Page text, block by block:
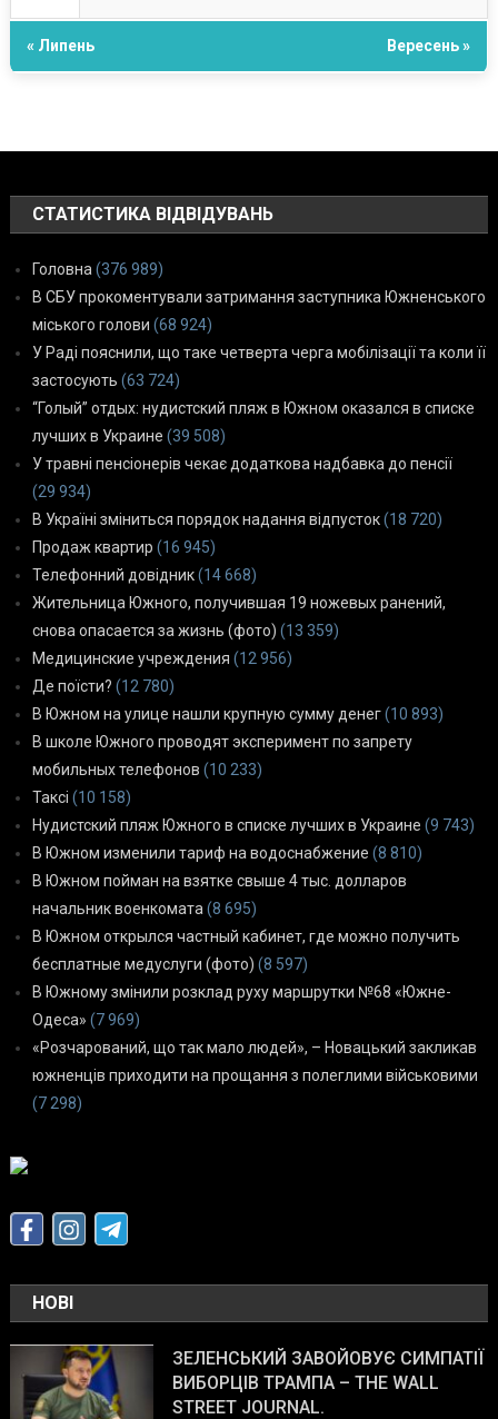
« Липень Вересень »
СТАТИСТИКА ВІДВІДУВАНЬ
Головна (376 989)
В СБУ прокоментували затримання заступника Южненського
міського голови (68 924)
У Раді пояснили, що таке четверта черга мобілізації та коли її
застосують (63 724)
“Голый” отдых: нудистский пляж в Южном оказался в списке
лучших в Украине (39 508)
У травні пенсіонерів чекає додаткова надбавка до пенсії
(29 934)
В Україні зміниться порядок надання відпусток(18 720)
Продаж квартир (16 945)
Телефонний довідник(14 668)
Жительница Южного, получившая 19 ножевых ранений,
снова опасается за жизнь (фото) (13 359)
Медицинские учреждения (12 956)
Де поїсти? (12 780)
В Южном на улице нашли крупную сумму денег(10 893)
В школе Южного проводят эксперимент по запрету
мобильных телефонов (10 233)
Таксі (10 158)
Нудистский пляж Южного в списке лучших в Украине (9 743)
В Южном изменили тариф на водоснабжение (8 810)
В Южном пойман на взятке свыше 4 тыс. долларов
начальник военкомата (8 695)
В Южном открылся частный кабинет, где можно получить
бесплатные медуслуги (фото) (8 597)
В Южному змінили розклад руху маршрутки №68 «Южне-
Одеса» (7 969)
«Розчарований, що так мало людей», – Новацький закликав
южненців приходити на прощання з полеглими військовими
(7 298)
НОВІ
ЗЕЛЕНСЬКИЙ ЗАВОЙОВУЄ СИМПАТІЇ
ВИБОРЦІВ ТРАМПА – THE WALL
STREET JOURNAL.